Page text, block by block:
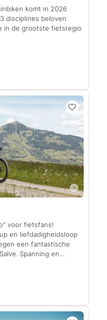
komt in 2026
disciplines beloven
in de grootste fietsregio
voor fietsfans!
en liefdadigheidsloop
een fantastische
Spanning en…